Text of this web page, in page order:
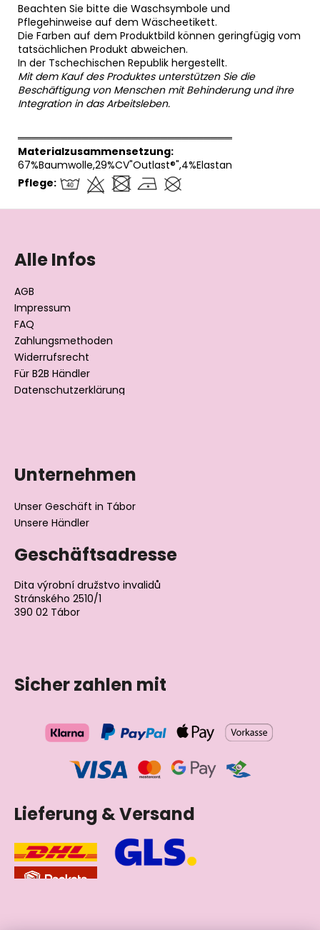
Beachten Sie bitte die Waschsymbole und
Pflegehinweise auf dem Wäscheetikett.
Die Farben auf dem Produktbild können geringfügig vom
tatsächlichen Produkt abweichen.
In der Tschechischen Republik hergestellt.
Mit dem Kauf des Produktes unterstützen Sie die
Beschäftigung von Menschen mit Behinderung und ihre
Integration in das Arbeitsleben.
══════════════════════════════
Materialzusammensetzung:
67%Baumwolle,29%CV"Outlast®",4%Elastan
Pflege:
F
Alle Infos
AGB
Impressum
FAQ
Zahlungsmethoden
Widerrufsrecht
Für B2B Händler
Datenschutzerklärung
Unternehmen
Unser Geschäft in Tábor
Unsere Händler
Geschäftsadresse
Dita výrobní družstvo invalidů
Stránského 2510/1
390 02 Tábor
Sicher zahlen mit
Lieferung & Versand